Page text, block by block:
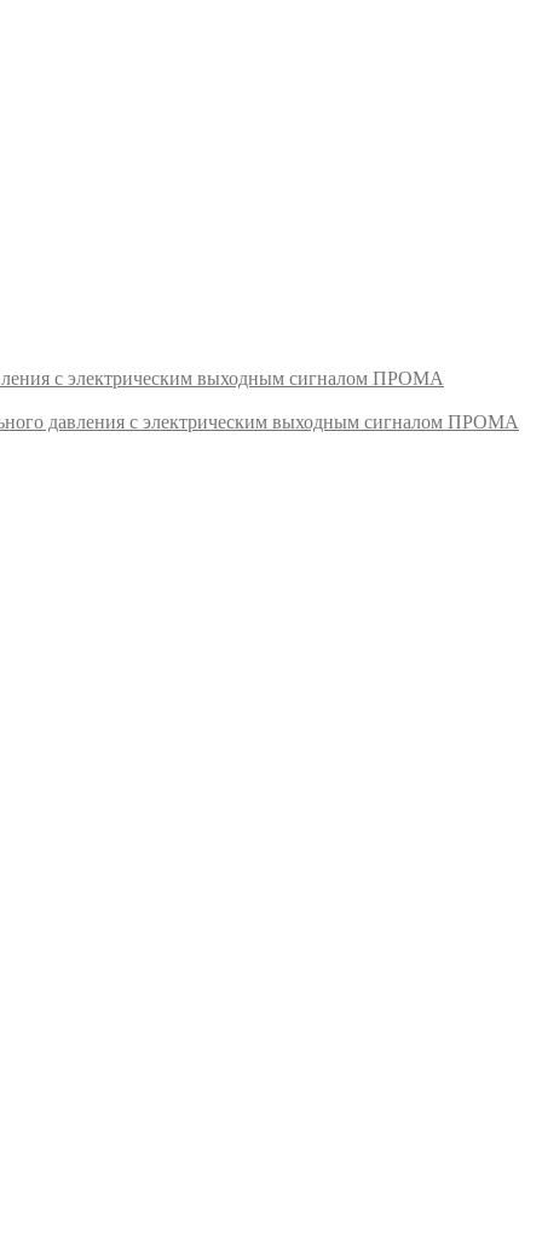
с электрическим выходным сигналом ПРОМА
давления с электрическим выходным сигналом ПРОМА